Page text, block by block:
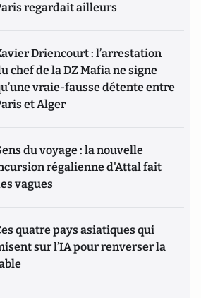
regardait ailleurs
Driencourt : l’arrestation
chef de la DZ Mafia ne signe
vraie-fausse détente entre
et Alger
du voyage : la nouvelle
régalienne d'Attal fait
vagues
quatre pays asiatiques qui
sur l’IA pour renverser la